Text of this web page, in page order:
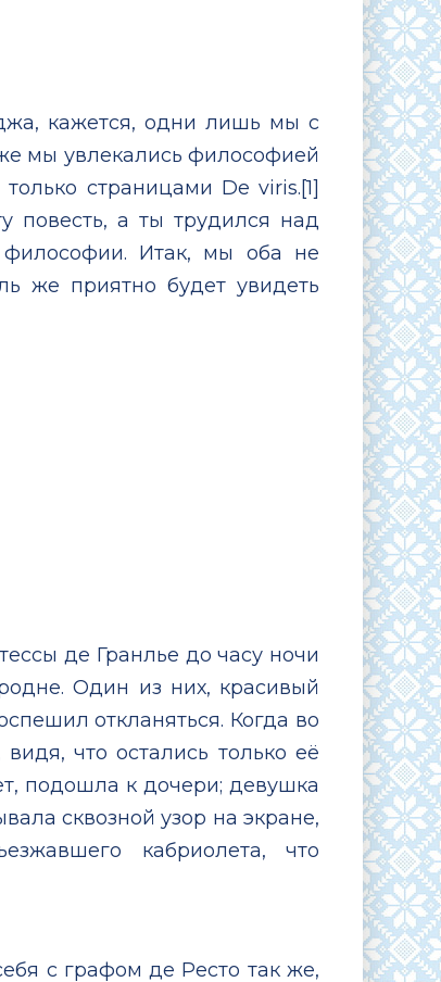
кажется, одни лишь мы с
мы увлекались философией
страницами De viris.[1]
повесть, а ты трудился над
Итак, мы оба не
же приятно будет увидеть
де Гранлье до часу ночи
Один из них, красивый
откланяться. Когда во
что остались только её
подошла к дочери; девушка
сквозной узор на экране,
кабриолета, что
с графом де Ресто так же,